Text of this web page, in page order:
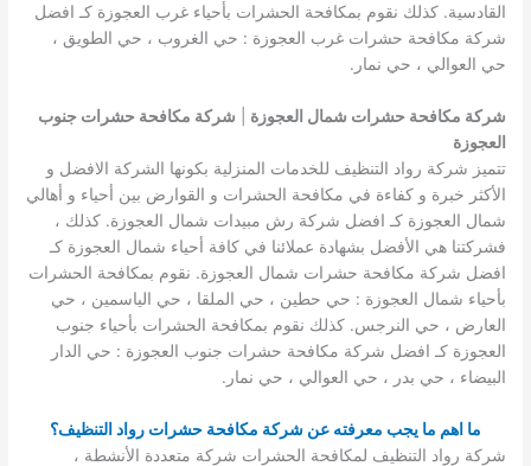
القادسية. كذلك نقوم بمكافحة الحشرات بأحياء غرب العجوزة كـ افضل
شركة مكافحة حشرات غرب العجوزة : حي الغروب ، حي الطويق ،
حي العوالي ، حي نمار.
شركة مكافحة حشرات شمال العجوزة
شركة مكافحة حشرات جنوب
العجوزة
تتميز شركة رواد التنظيف للخدمات المنزلية بكونها الشركة الافضل و
الأكثر خبرة و كفاءة في مكافحة الحشرات و القوارض بين أحياء و أهالي
شمال العجوزة كـ افضل شركة رش مبيدات شمال العجوزة. كذلك ،
فشركتنا هي الأفضل بشهادة عملائنا في كافة أحياء شمال العجوزة كـ
افضل شركة مكافحة حشرات شمال العجوزة. نقوم بمكافحة الحشرات
بأحياء شمال العجوزة : حي حطين ، حي الملقا ، حي الياسمين ، حي
العارض ، حي النرجس. كذلك نقوم بمكافحة الحشرات بأحياء جنوب
العجوزة كـ افضل شركة مكافحة حشرات جنوب العجوزة : حي الدار
البيضاء ، حي بدر ، حي العوالي ، حي نمار.
ما اهم ما يجب معرفته عن شركة مكافحة حشرات رواد التنظيف؟
شركة رواد التنظيف لمكافحة الحشرات شركة متعددة الأنشطة ،